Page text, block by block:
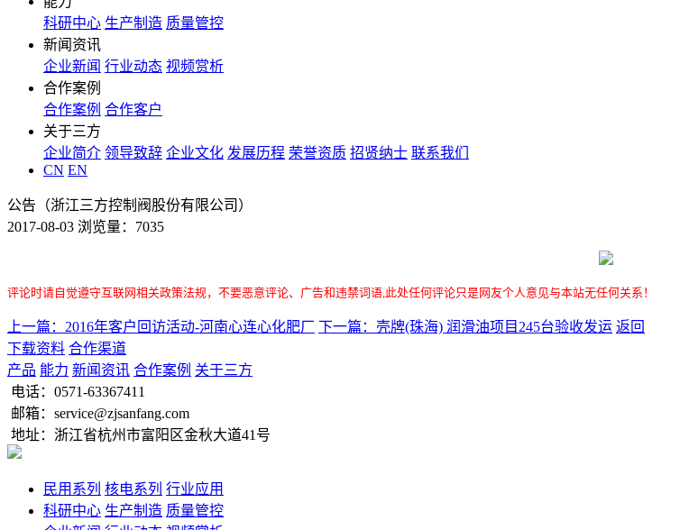
科研中心 生产制造 质量管控
新闻资讯
企业新闻 行业动态 视频赏析
合作案例
合作案例 合作客户
关于三方
企业简介 领导致辞 企业文化 发展历程 荣誉资质 招贤纳士 联系我们
CN EN
公告（浙江三方控制阀股份有限公司）
2017-08-03 浏览量：7035
评论时请自觉遵守互联网相关政策法规，不要恶意评论、广告和违禁词语,此处任何评论只是网友个人意见与本站无任何关系！
上一篇：2016年客户回访活动-河南心连心化肥厂 下一篇：壳牌(珠海) 润滑油项目245台验收发运 返回
下载资料 合作渠道
产品 能力 新闻资讯 合作案例 关于三方
电话： 0571-63367411
邮箱：service@zjsanfang.com
地址：浙江省杭州市富阳区金秋大道41号
民用系列 核电系列 行业应用
科研中心 生产制造 质量管控